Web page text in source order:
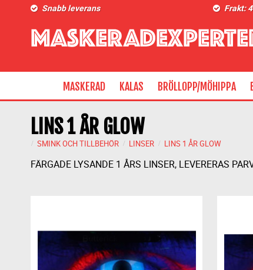
Snabb leverans Frakt:
MASKERAD KALAS BRÖLLOPP/MÖHIPPA
LINS 1 ÅR GLOW
SMINK OCH TILLBEHÖR LINSER LINS 1 ÅR GLOW
FÄRGADE LYSANDE 1 ÅRS LINSER, LEVERERAS